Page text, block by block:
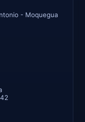
- Moquegua